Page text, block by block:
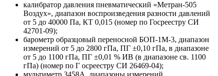
калибратор давления пневматический «Метран-505
Воздух», диапазон воспроизведения разности давлений
от 5 до 40000 Па, КТ 0,015 (номер по Госреестру СИ
42701-09);
барометр образцовый переносной БОП-1М-3, диапазон
измерений от 5 до 2800 гПа, ПГ ±0,10 гПа, в диапазоне
от 5 до 1100 гПа, ПГ ±0,01 % ИВ (в диапазоне св. 1100
гПа) (номер по Г осреестру СИ 26469-04);
мультиметр 3458А, диапазоны измерений